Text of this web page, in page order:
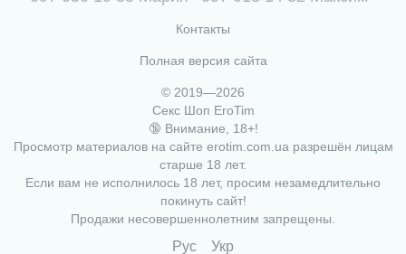
Контакты
Полная версия сайта
© 2019—2026
Секс Шоп EroTim
🔞 Внимание, 18+!
Просмотр материалов на сайте erotim.com.ua разрешён лицам
старше 18 лет.
Если вам не исполнилось 18 лет, просим незамедлительно
покинуть сайт!
Продажи несовершеннолетним запрещены.
Рус Укр